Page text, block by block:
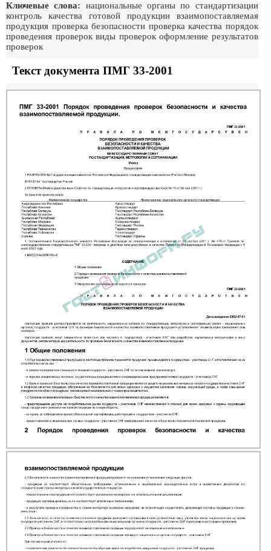
Ключевые слова: национальные органы по стандартизации
контроль качества готовой продукции взаимопоставляемая
продукция проверка безопасности проверка качества порядок
проведения проверок виды проверок оформление результатов
проверок
Текст документа ПМГ 33-2001